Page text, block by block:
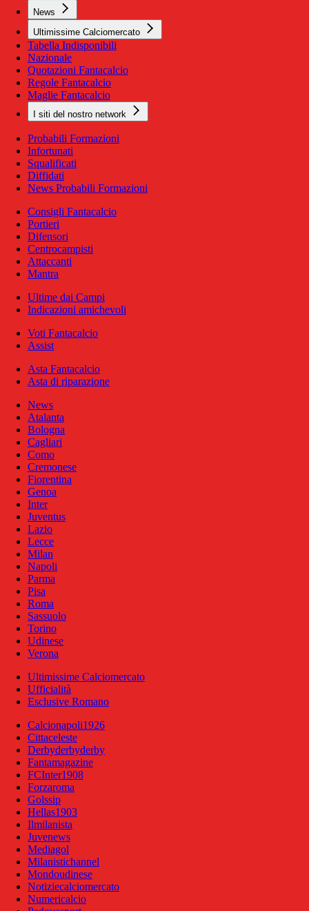
News
Ultimissime Calciomercato
Tabella Indisponibili
Nazionale
Quotazioni Fantacalcio
Regole Fantacalcio
Maglie Fantacalcio
I siti del nostro network
Probabili Formazioni
Infortunati
Squalificati
Diffidati
News Probabili Formazioni
Consigli Fantacalcio
Portieri
Difensori
Centrocampisti
Attaccanti
Mantra
Ultime dai Campi
Indicazioni amichevoli
Voti Fantacalcio
Assist
Asta Fantacalcio
Asta di riparazione
News
Atalanta
Bologna
Cagliari
Como
Cremonese
Fiorentina
Genoa
Inter
Juventus
Lazio
Lecce
Milan
Napoli
Parma
Pisa
Roma
Sassuolo
Torino
Udinese
Verona
Ultimissime Calciomercato
Ufficialità
Esclusive Romano
Calcionapoli1926
Cittaceleste
Derbyderbyderby
Fantamagazine
FCInter1908
Forzaroma
Golssip
Hellas1903
Ilmilanista
Juvenews
Mediagol
Milanistichannel
Mondoudinese
Notiziecalciomercato
Numericalcio